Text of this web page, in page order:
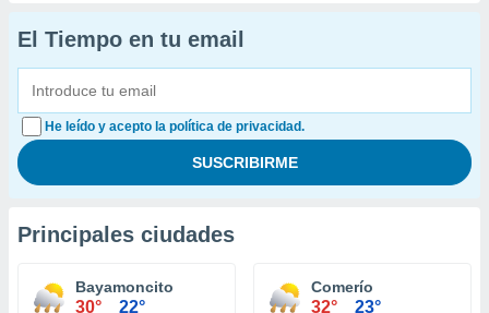
El Tiempo en tu email
He leído y acepto la política de privacidad.
Principales ciudades
Bayamoncito
30° 22°
Comerío
32° 23°